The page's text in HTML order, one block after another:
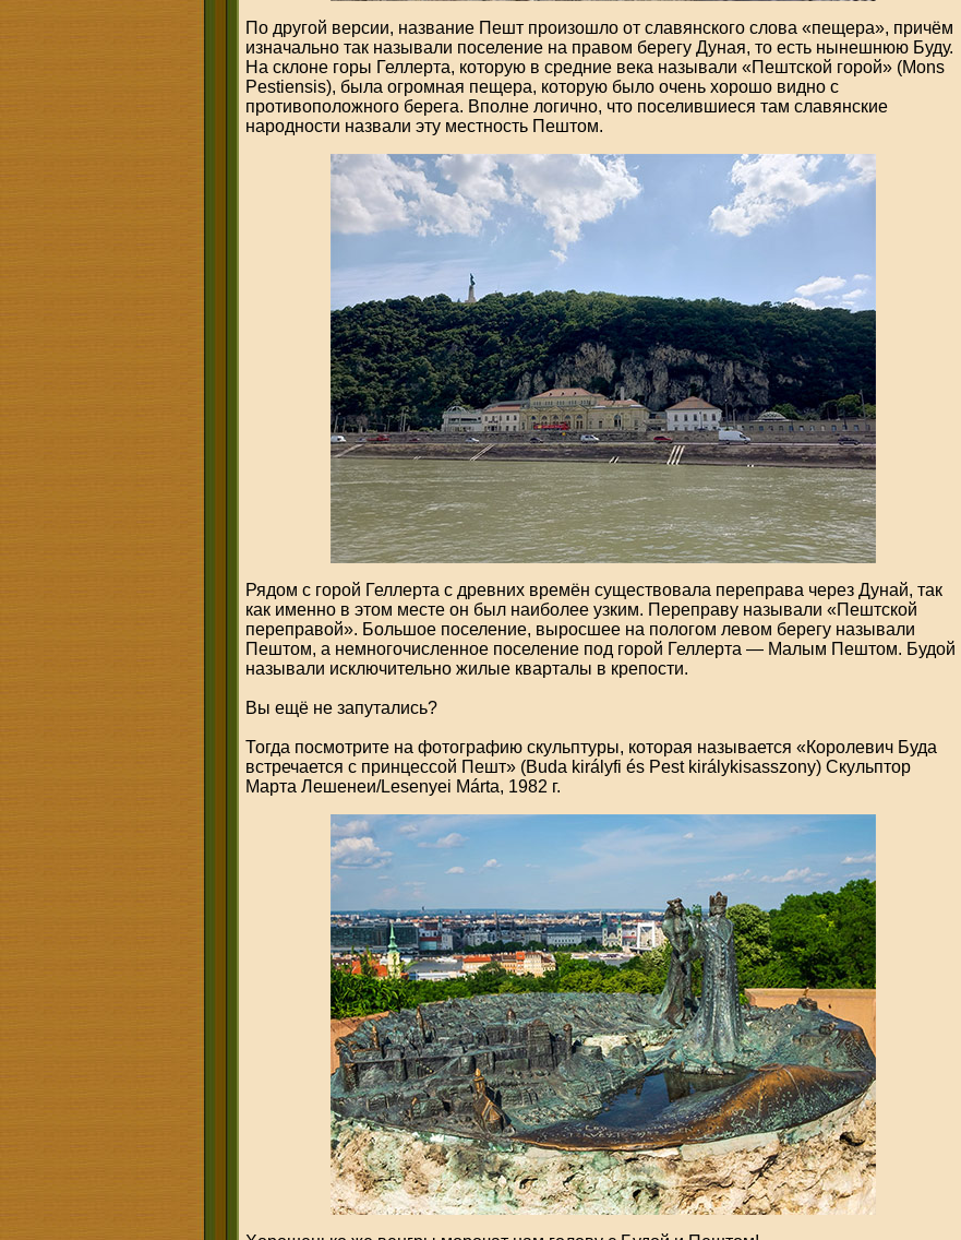
По другой версии, название Пешт произошло от славянского слова «пещера», причём
изначально так называли поселение на правом берегу Дуная, то есть нынешнюю Буду.
На склоне горы Геллерта, которую в средние века называли «Пештской горой» (Mons
Pestiensis), была огромная пещера, которую было очень хорошо видно с
противоположного берега. Вполне логично, что поселившиеся там славянские
народности назвали эту местность Пештом.
Рядом с горой Геллерта с древних времён существовала переправа через Дунай, так
как именно в этом месте он был наиболее узким. Переправу называли «Пештской
переправой». Большое поселение, выросшее на пологом левом берегу называли
Пештом, а немногочисленное поселение под горой Геллерта — Малым Пештом. Будой
называли исключительно жилые кварталы в крепости.
Вы ещё не запутались?
Тогда посмотрите на фотографию скульптуры, которая называется «Королевич Буда
встречается с принцессой Пешт» (Buda királyfi és Pest királykisasszony) Скульптор
Марта Лешенеи/Lesenyei Márta, 1982 г.